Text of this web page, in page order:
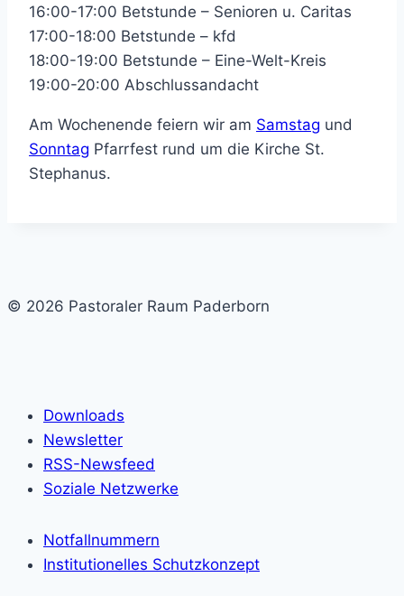
16:00-17:00 Betstunde – Senioren u. Caritas
17:00-18:00 Betstunde – kfd
18:00-19:00 Betstunde – Eine-Welt-Kreis
19:00-20:00 Abschlussandacht
Am Wochenende feiern wir am Samstag und
Sonntag Pfarrfest rund um die Kirche St.
Stephanus.
© 2026 Pastoraler Raum Paderborn
Downloads
Newsletter
RSS-Newsfeed
Soziale Netzwerke
Notfallnummern
Institutionelles Schutzkonzept